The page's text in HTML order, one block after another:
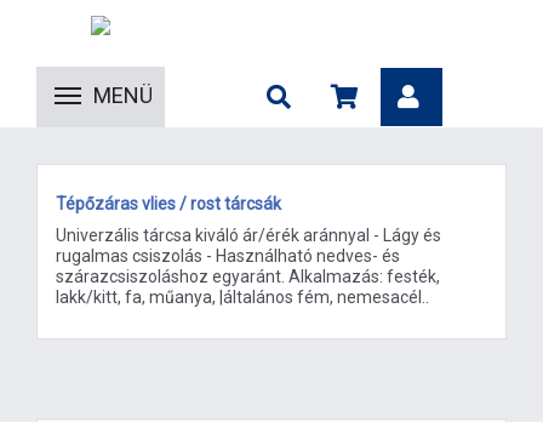
MENÜ
Tépőzáras vlies / rost tárcsák
Univerzális tárcsa kiváló ár/érék aránnyal - Lágy és
rugalmas csiszolás - Használható nedves- és
szárazcsiszoláshoz egyaránt. Alkalmazás: festék,
lakk/kitt, fa, műanya, |általános fém, nemesacél..